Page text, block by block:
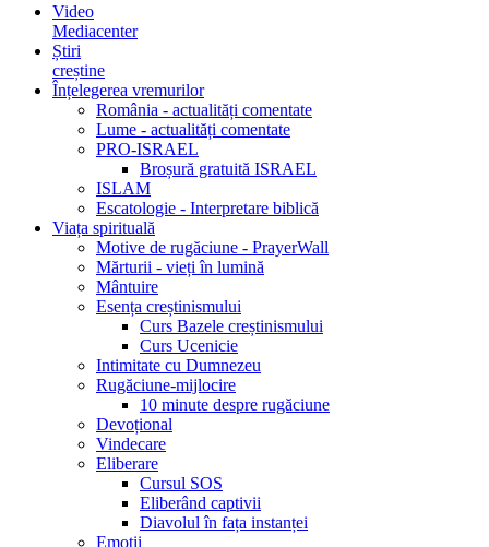
Video
Mediacenter
Știri
creștine
Înțelegerea vremurilor
România - actualități comentate
Lume - actualități comentate
PRO-ISRAEL
Broșură gratuită ISRAEL
ISLAM
Escatologie - Interpretare biblică
Viața spirituală
Motive de rugăciune - PrayerWall
Mărturii - vieți în lumină
Mântuire
Esența creștinismului
Curs Bazele creștinismului
Curs Ucenicie
Intimitate cu Dumnezeu
Rugăciune-mijlocire
10 minute despre rugăciune
Devoțional
Vindecare
Eliberare
Cursul SOS
Eliberând captivii
Diavolul în fața instanței
Emoții